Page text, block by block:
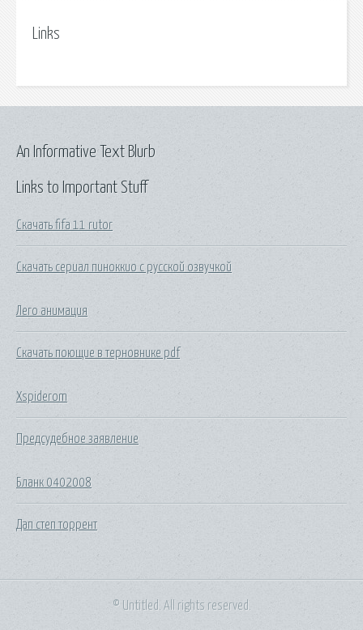
Links
Links to Important Stuff
Скачать fifa 11 rutor
Скачать сериал пиноккио с русской озвучкой
Лего анимация
Скачать поющие в терновнике pdf
Xspiderom
Предсудебное заявление
Бланк 0402008
Дап степ торрент
An Informative Text Blurb
© Untitled. All rights reserved.